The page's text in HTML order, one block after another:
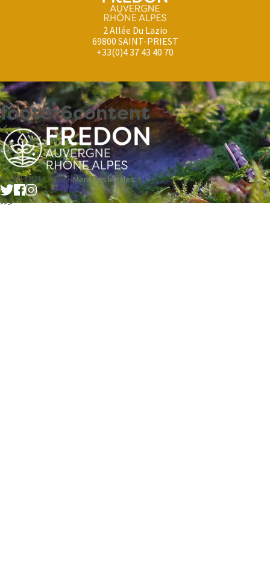
2 Allée Du Lazio
69800 SAINT-PRIEST
+33(0)4 37 43 40 70
footer6content
© FREDON 2019 -Mentions légales
-->